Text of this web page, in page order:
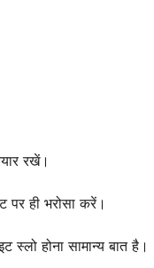
रखें।
ही भरोसा करें।
होना सामान्य बात है।